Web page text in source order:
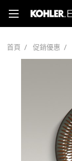
首頁 促銷優惠